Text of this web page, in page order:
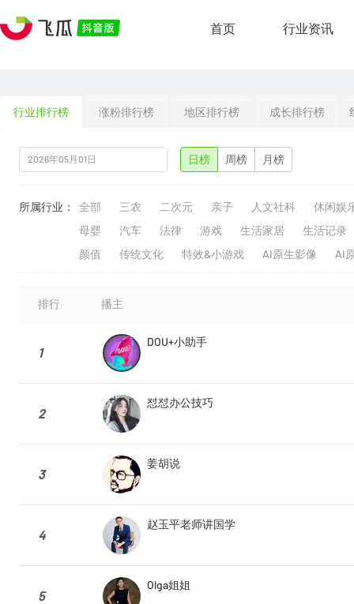
首页 行业资讯
行业排行榜 涨粉排行榜 地区排行榜 成长排行榜
日榜 周榜 月榜
所属行业： 全部 三农 二次元 亲子 人文社科
休闲娱
母婴
汽车 法律 游戏 生活家居
生活记录
颜值
传统文化 特效&小游戏 AI原生影像 AI
排行 播主
1
DOU+小助手
2
怼怼办公技巧
3
姜胡说
4
赵玉平老师讲国学
5
Olga姐姐